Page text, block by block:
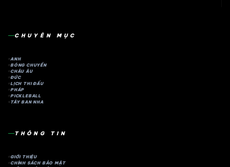
CHUYÊN MỤC
ANH
BÓNG CHUYỀN
CHÂU ÂU
ĐỨC
LỊCH THI ĐẤU
PHÁP
PICKLEBALL
TÂY BAN NHA
THÔNG TIN
GIỚI THIỆU
CHÍNH SÁCH BẢO MẬT